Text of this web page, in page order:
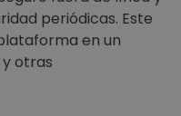
periódicas. Este
en un
otras